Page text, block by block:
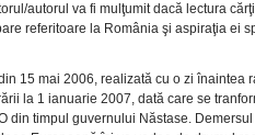
autorul va fi mulţumit dacă lectura
referitoare la România şi aspiraţia ei
15 mai 2006, realizată cu o zi înaintea
la 1 ianuarie 2007, dată care se
din timpul guvernului Năstase.